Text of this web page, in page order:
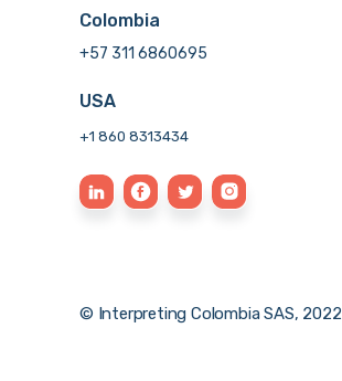
Colombia
+57 311 6860695
USA
+1 860 8313434
© Interpreting Colombia SAS, 2022